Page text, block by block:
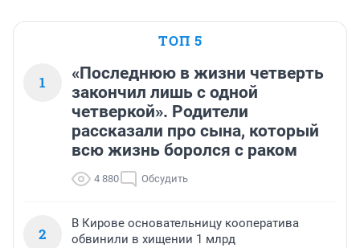
ТОП 5
1
«Последнюю в жизни четверть
закончил лишь с одной
четверкой». Родители
рассказали про сына, который
всю жизнь боролся с раком
4 880 Обсудить
2
В Кирове основательницу кооператива
обвинили в хищении 1 млрд